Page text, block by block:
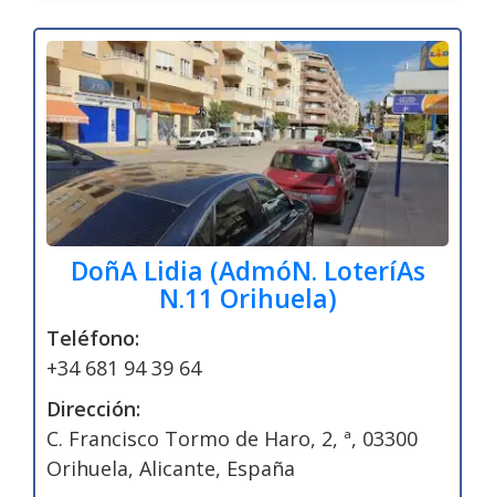
DoñA Lidia (AdmóN. LoteríAs
N.11 Orihuela)
Teléfono:
+34 681 94 39 64
Dirección:
C. Francisco Tormo de Haro, 2, ª, 03300
Orihuela, Alicante, España